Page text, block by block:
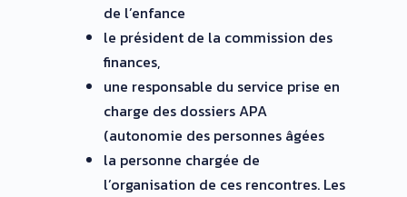
de l’enfance
le président de la commission des
finances,
une responsable du service prise en
charge des dossiers APA
(autonomie des personnes âgées
la personne chargée de
l’organisation de ces rencontres. Les